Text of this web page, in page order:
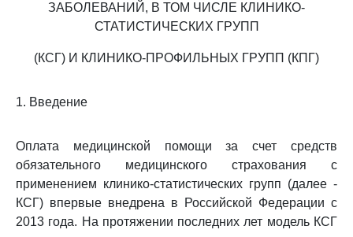
ЗАБОЛЕВАНИЙ, В ТОМ ЧИСЛЕ КЛИНИКО-
СТАТИСТИЧЕСКИХ ГРУПП
(КСГ) И КЛИНИКО-ПРОФИЛЬНЫХ ГРУПП (КПГ)
1. Введение
Оплата медицинской помощи за счет средств
обязательного медицинского страхования с
применением клинико-статистических групп (далее -
КСГ) впервые внедрена в Российской Федерации с
2013 года. На протяжении последних лет модель КСГ